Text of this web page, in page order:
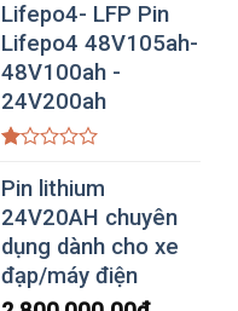
Lifepo4- LFP Pin
Lifepo4 48V105ah-
48V100ah -
24V200ah
xếp
1.00
5
sao
Pin lithium
24V20AH chuyên
dụng dành cho xe
đạp/máy điện